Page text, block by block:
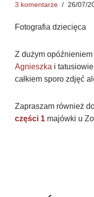
3 komentarze 26/07/
Fotografia dziecięca
Z dużym
Agnieszka i
całkiem sporo zdjęć
Zapraszam również
części 1 majówki u